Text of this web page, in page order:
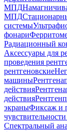
МПД
МПД
системы
фонари
Радиационный
Аксессуары для
проведения
рентгеновские
машины
действия
действия
экраныФиксаж и
чувствительности
Спектральный